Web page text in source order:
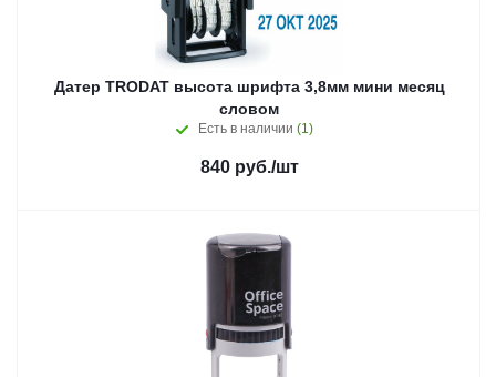
Датер TRODAT высота шрифта 3,8мм мини месяц
словом
Есть в наличии (1)
840руб./шт